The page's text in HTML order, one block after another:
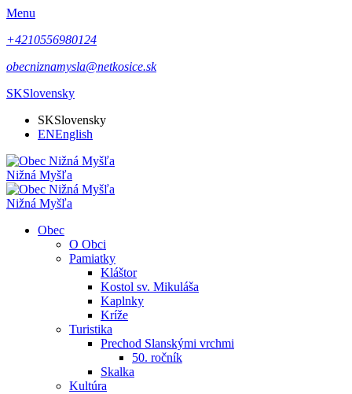
Menu
+4210556980124
obecniznamysla@netkosice.sk
SKSlovensky
SKSlovensky
ENEnglish
Nižná Myšľa
Nižná Myšľa
Obec
O Obci
Pamiatky
Kláštor
Kostol sv. Mikuláša
Kaplnky
Kríže
Turistika
Prechod Slanskými vrchmi
50. ročník
Skalka
Kultúra